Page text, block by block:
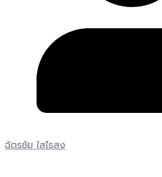
ฉัตรชัย ใสไธสง